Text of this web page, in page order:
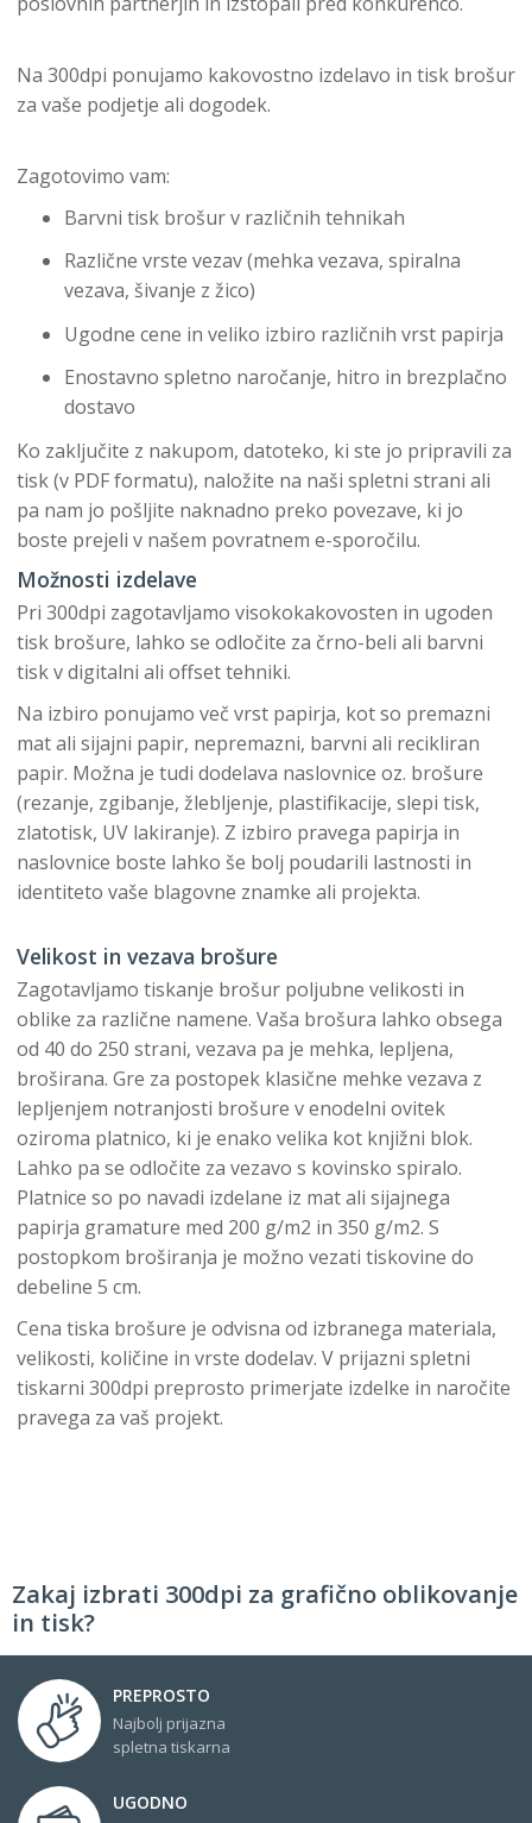
Na 300dpi ponujamo kakovostno izdelavo in tisk brošur
za vaše podjetje ali dogodek.
Zagotovimo vam:
Barvni tisk brošur v različnih tehnikah
Različne vrste vezav (mehka vezava, spiralna
vezava, šivanje z žico)
Ugodne cene in veliko izbiro različnih vrst papirja
Enostavno spletno naročanje, hitro in brezplačno
dostavo
Ko zaključite z nakupom, datoteko, ki ste jo pripravili za
tisk (v PDF formatu), naložite na naši spletni strani ali
pa nam jo pošljite naknadno preko povezave, ki jo
boste prejeli v našem povratnem e-sporočilu.
Možnosti izdelave
Pri 300dpi zagotavljamo visokokakovosten in ugoden
tisk brošure, lahko se odločite za črno-beli ali barvni
tisk v digitalni ali offset tehniki.
Na izbiro ponujamo več vrst papirja, kot so premazni
mat ali sijajni papir, nepremazni, barvni ali recikliran
papir. Možna je tudi dodelava naslovnice oz. brošure
(rezanje, zgibanje, žlebljenje, plastifikacije, slepi tisk,
zlatotisk, UV lakiranje). Z izbiro pravega papirja in
naslovnice boste lahko še bolj poudarili lastnosti in
identiteto vaše blagovne znamke ali projekta.
Velikost in vezava brošure
Zagotavljamo tiskanje brošur poljubne velikosti in
oblike za različne namene. Vaša brošura lahko obsega
od 40 do 250 strani, vezava pa je mehka, lepljena,
broširana. Gre za postopek klasične mehke vezava z
lepljenjem notranjosti brošure v enodelni ovitek
oziroma platnico, ki je enako velika kot knjižni blok.
Lahko pa se odločite za vezavo s kovinsko spiralo.
Platnice so po navadi izdelane iz mat ali sijajnega
papirja gramature med 200 g/m2 in 350 g/m2. S
postopkom broširanja je možno vezati tiskovine do
debeline 5 cm.
Cena tiska brošure je odvisna od izbranega materiala,
velikosti, količine in vrste dodelav. V prijazni spletni
tiskarni 300dpi preprosto primerjate izdelke in naročite
pravega za vaš projekt.
Zakaj izbrati 300dpi za grafično oblikovanje
in tisk?
PREPROSTO
Najbolj prijazna
spletna tiskarna
UGODNO